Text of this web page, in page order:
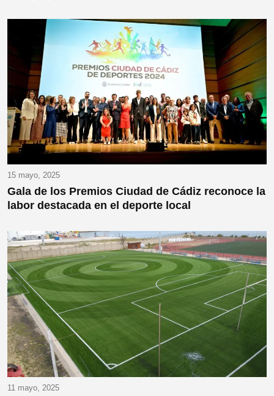
15 mayo, 2025
Gala de los Premios Ciudad de Cádiz reconoce la
labor destacada en el deporte local
11 mayo, 2025